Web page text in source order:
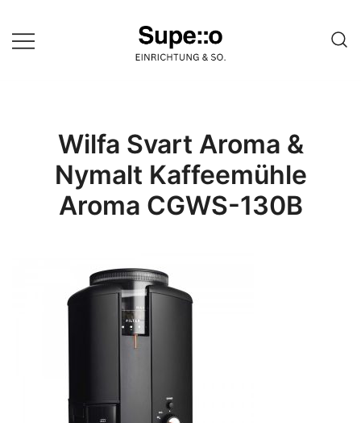
zum
Inhalt
einer Website
Wilfa Svart Aroma &
Nymalt Kaffeemühle
Aroma CGWS-130B